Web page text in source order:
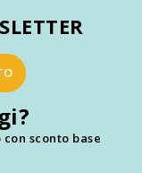
sconto base